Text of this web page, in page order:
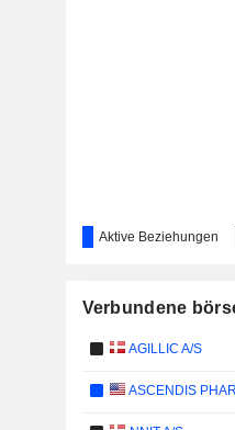
Aktive Beziehungen
Verbundene
AGILLIC A/S
ASCENDIS